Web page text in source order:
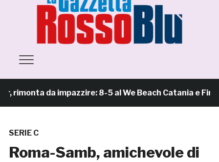
da impazzire: 8-5 al We Beach Catania e Finale
SERIE C
Roma-Samb, amichevole di